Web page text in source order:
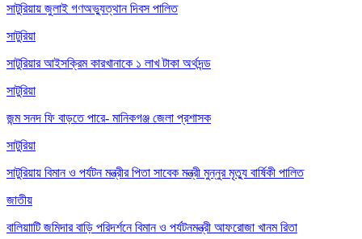
সাটুরিয়ায় জুলাই গণঅভ্যুত্থান দিবস পালিত
সাটুরিয়া
সাটুরিয়ার আইসক্রিম কারখানাকে ১ লাখ টাকা অর্থদন্ড
সাটুরিয়া
জন্ম সনদ ফি বাড়তে পারে- মানিকগঞ্জ জেলা প্রশাসক
সাটুরিয়া
সাটুরিয়ায় বিমান ও পর্যটন মন্ত্রীর পিতা সাবেক মন্ত্রী মুন্নুর মৃত্যু বার্ষিকী পালিত
জাতীয়
বালিয়াাটি জমিদার বাড়ি পরিদর্শনে বিমান ও পর্যটনমন্ত্রী আফরোজা খানম রিতা